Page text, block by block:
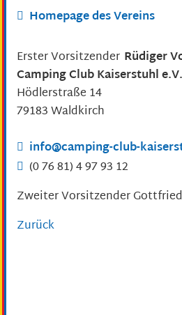
Homepage des Vereins
Erster Vorsitzender Rüdiger
Camping Club Kaiserstuhl
Hödlerstraße 14
79183Waldkirch
info@camping-club-
(07681) 49793 12
Zweiter VorsitzenderGottfried
Zurück